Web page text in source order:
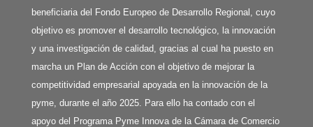
beneficiaria del Fondo Europeo de Desarrollo Regional, cuyo
objetivo es promover el desarrollo tecnológico, la innovación
y una investigación de calidad, gracias al cual ha puesto en
marcha un Plan de Acción con el objetivo de mejorar la
competitividad empresarial apoyada en la innovación de la
pyme, durante el año 2025. Para ello ha contado con el
apoyo del Programa Pyme Innova de la Cámara de Comercio